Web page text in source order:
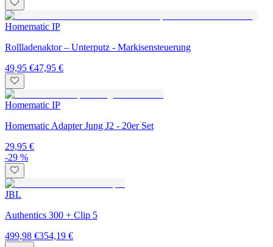
Homematic IP
Rollladenaktor – Unterputz - Markisensteuerung
49,95 €47,95 €
Homematic IP
Homematic Adapter Jung J2 - 20er Set
29,95 €
-29 %
JBL
Authentics 300 + Clip 5
499,98 €354,19 €